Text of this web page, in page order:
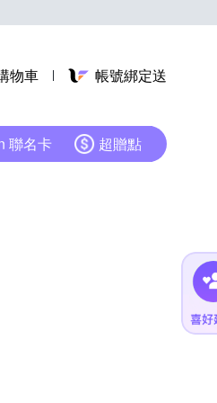
物車 帳號綁定送
聯名卡 超贈點